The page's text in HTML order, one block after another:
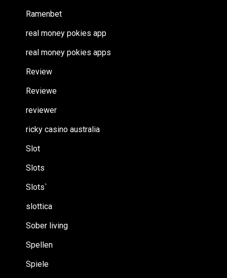
Ramenbet
real money pokies app
real money pokies apps
Review
Reviewe
reviewer
ricky casino australia
Slot
Slots
Slots`
slottica
Sober living
Spellen
Spiele